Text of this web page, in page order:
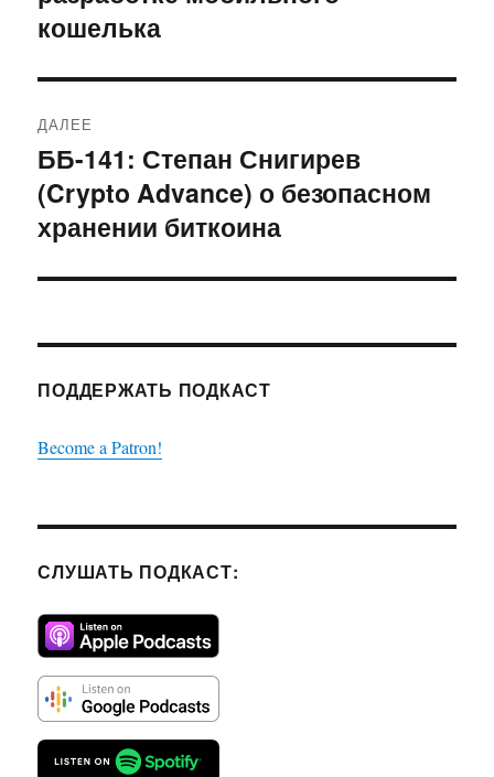
кошелька
ДАЛЕЕ
Следующая
запись:
ББ-141: Степан Снигирев
(Crypto Advance) о безопасном
хранении биткоина
ПОДДЕРЖАТЬ ПОДКАСТ
Become a Patron!
СЛУШАТЬ ПОДКАСТ: